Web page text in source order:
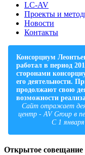
LC-AV
Проекты и
Новости
Контакты
Консорциум
работал в период
сторонами
его деятельности.
продолжают свою
возможности
Сайт отражает
центр - AV Group в
С 1
Открытое